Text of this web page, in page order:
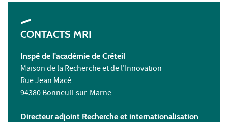
CONTACTS MRI
Inspé de l'académie de Créteil
Maison de la Recherche et de l'Innovation
Rue Jean Macé
94380 Bonneuil-sur-Marne
Directeur adjoint Recherche et internationalisation